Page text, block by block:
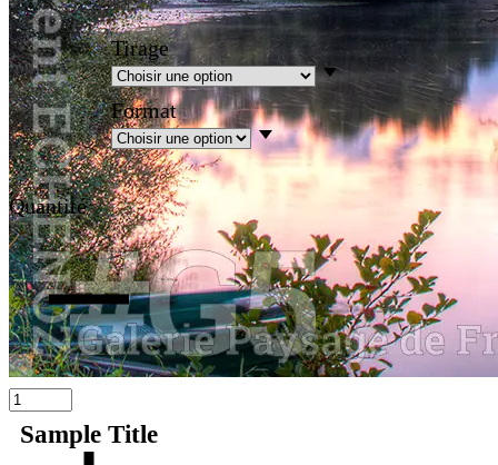
Sample Title
Tirage
Format
Quantité